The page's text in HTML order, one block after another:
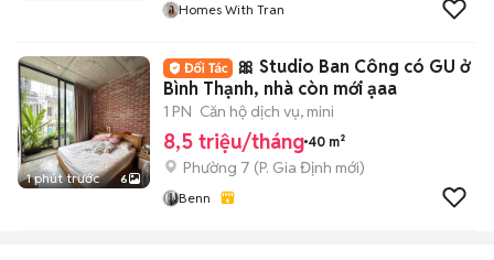
Homes With Tran
1 phút trước 6
🎀 Studio Ban Công có GU ở
Bình Thạnh, nhà còn mới ạaa
1 PN Căn hộ dịch vụ, mini
8,5 triệu/tháng 40 m²
Phường 7 (P. Gia Định mới)
Benn